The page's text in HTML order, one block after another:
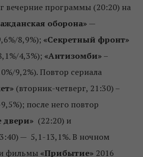
вечерние программы (20:20) на
оборона»—
8,9%); «Секретный фронт»
4,3%); «Антизомби»–
9,2%). Повтор сериала
(вторник-четверг, 21:30) –
после него повтор
двери» (22:20) и
— 5,1-13,1%. В ночном
фильмы «Прибытие» 2016